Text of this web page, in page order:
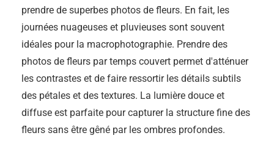
prendre de superbes photos de fleurs. En fait, les
journées nuageuses et pluvieuses sont souvent
idéales pour la macrophotographie. Prendre des
photos de fleurs par temps couvert permet d'atténuer
les contrastes et de faire ressortir les détails subtils
des pétales et des textures. La lumière douce et
diffuse est parfaite pour capturer la structure fine des
fleurs sans être gêné par les ombres profondes.